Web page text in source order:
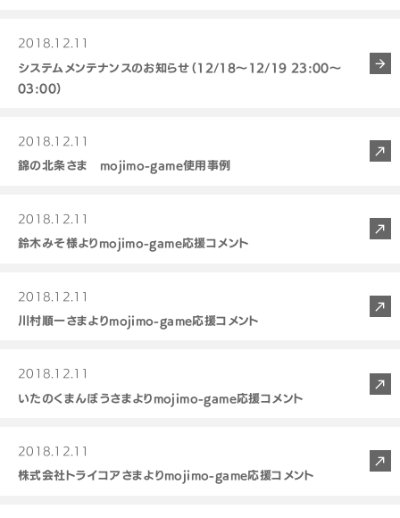
2018.12.11
システムメンテナンスのお知らせ（12/18～12/19 23:00～
03:00）
2018.12.11
錦の北条さま mojimo-game使用事例
2018.12.11
鈴木みそ様よりmojimo-game応援コメント
2018.12.11
川村順一さまよりmojimo-game応援コメント
2018.12.11
いたのくまんぼうさまよりmojimo-game応援コメント
2018.12.11
株式会社トライコアさまよりmojimo-game応援コメント